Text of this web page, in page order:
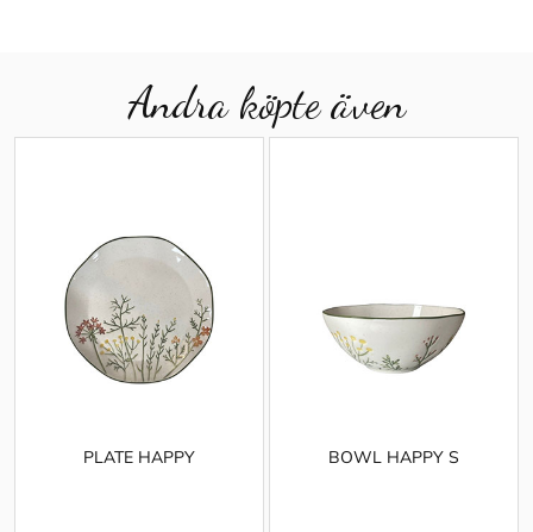
Andra köpte även
PLATE HAPPY BOWL HAPPY S